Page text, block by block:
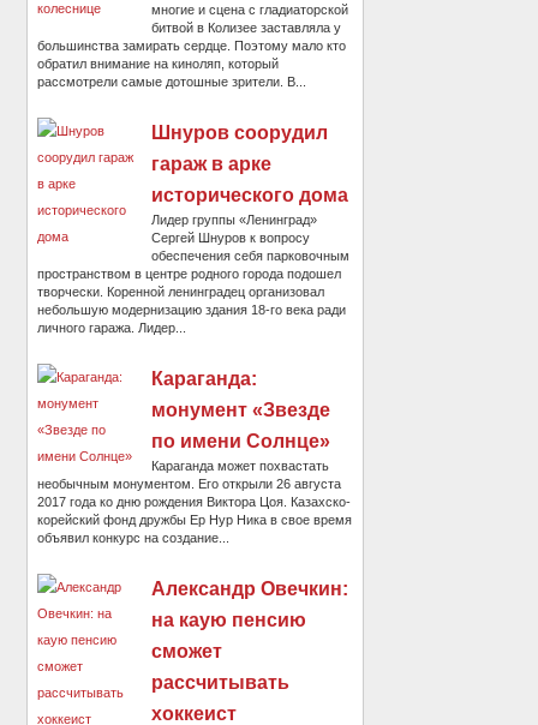
многие и сцена с гладиаторской
битвой в Колизее заставляла у
большинства замирать сердце. Поэтому мало кто
обратил внимание на киноляп, который
рассмотрели самые дотошные зрители. В...
Шнуров соорудил
гараж в арке
исторического дома
Лидер группы «Ленинград»
Сергей Шнуров к вопросу
обеспечения себя парковочным
пространством в центре родного города подошел
творчески. Коренной ленинградец организовал
небольшую модернизацию здания 18-го века ради
личного гаража. Лидер...
Караганда:
монумент «Звезде
по имени Солнце»
Караганда может похвастать
необычным монументом. Его открыли 26 августа
2017 года ко дню рождения Виктора Цоя. Казахско-
корейский фонд дружбы Ер Нур Ника в свое время
объявил конкурс на создание...
Александр Овечкин:
на каую пенсию
сможет
рассчитывать
хоккеист